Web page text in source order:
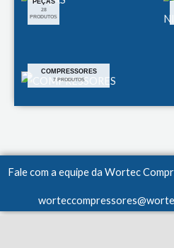
28
PRODUTOS
COMPRESSORES
7 PRODUTOS
Fale com a equipe da Wortec